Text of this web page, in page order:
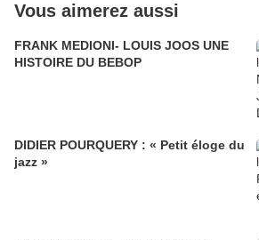
Vous aimerez aussi
FRANK MEDIONI- LOUIS JOOS UNE
HISTOIRE DU BEBOP
DIDIER POURQUERY : « Petit éloge du
jazz »